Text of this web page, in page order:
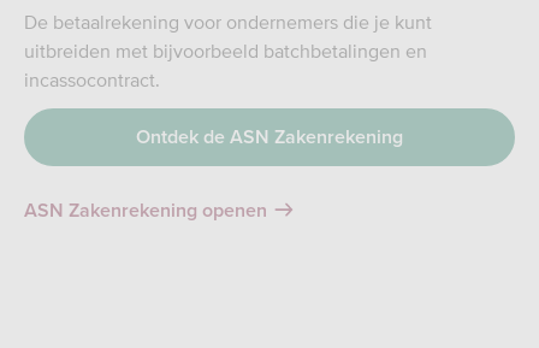
De betaalrekening voor ondernemers die je kunt
uitbreiden met bijvoorbeeld batchbetalingen en
incassocontract.
Ontdek de ASN Zakenrekening
ASN Zakenrekening openen